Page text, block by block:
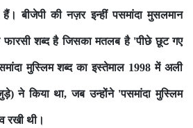
हैं। बीजेपी की नज़र इन्हीं पसमांदा मुसलमान
फारसी शब्द है जिसका मतलब है 'पीछे छूट गए
मुस्लिम शब्द का इस्तेमाल 1998 में अली
ने किया था, जब उन्होंने 'पसमांदा मुस्लिम
रखी थी।